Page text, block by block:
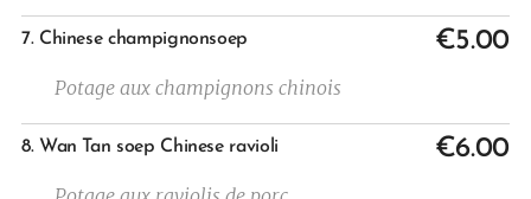
7. Chinese champignonsoep
Potage aux champignons chinois
€5.00
8. Wan Tan soep Chinese ravioli €6.00